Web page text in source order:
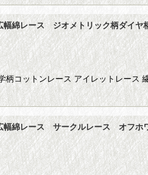
幅綿レース ジオメトリック柄ダイ
コットンレース アイレットレース
幅綿レース サークルレース オフ